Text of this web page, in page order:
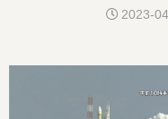
2023-